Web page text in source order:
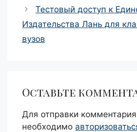
Тестовый доступ к
Издательства Лань для
вузов
Оставьте
Для отправки
необходимо